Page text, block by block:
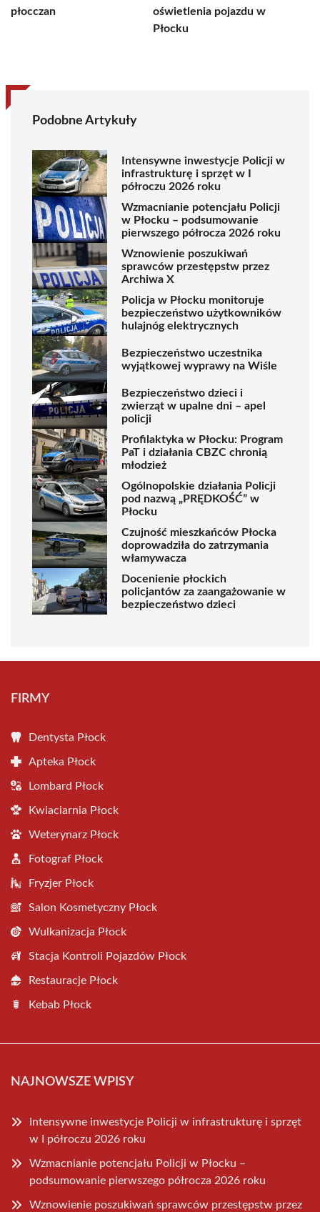
płocczan
oświetlenia pojazdu w
Płocku
Podobne Artykuły
Intensywne inwestycje Policji w
infrastrukturę i sprzęt w I
półroczu 2026 roku
Wzmacnianie potencjału Policji
w Płocku – podsumowanie
pierwszego półrocza 2026 roku
Wznowienie poszukiwań
sprawców przestępstw przez
Archiwa X
Policja w Płocku monitoruje
bezpieczeństwo użytkowników
hulajnóg elektrycznych
Bezpieczeństwo uczestnika
wyjątkowej wyprawy na Wiśle
Bezpieczeństwo dzieci i
zwierząt w upalne dni – apel
policji
Profilaktyka w Płocku: Program
PaT i działania CBZC chronią
młodzież
Ogólnopolskie działania Policji
pod nazwą „PRĘDKOŚĆ” w
Płocku
Czujność mieszkańców Płocka
doprowadziła do zatrzymania
włamywacza
Docenienie płockich
policjantów za zaangażowanie w
bezpieczeństwo dzieci
FIRMY
Dentysta Płock
Apteka Płock
Lombard Płock
Kwiaciarnia Płock
Weterynarz Płock
Fotograf Płock
Fryzjer Płock
Salon Kosmetyczny Płock
Wulkanizacja Płock
Stacja Kontroli Pojazdów Płock
Restauracje Płock
Kebab Płock
NAJNOWSZE WPISY
Intensywne inwestycje Policji w infrastrukturę i sprzęt
w I półroczu 2026 roku
Wzmacnianie potencjału Policji w Płocku –
podsumowanie pierwszego półrocza 2026 roku
Wznowienie poszukiwań sprawców przestępstw przez